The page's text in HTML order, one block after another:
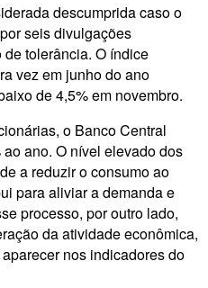
descumprida caso o
seis divulgações
tolerância. O índice
vez em junho do ano
de 4,5% em novembro.
o Banco Central
ao ano. O nível elevado dos
a reduzir o consumo ao
para aliviar a demanda e
processo, por outro lado,
da atividade econômica,
nos indicadores do